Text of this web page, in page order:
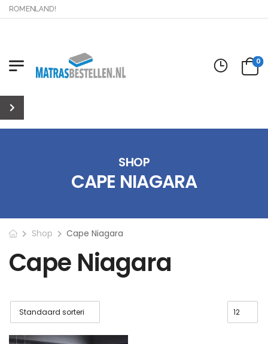
0
SHOP
CAPE NIAGARA
Shop Cape Niagara
Cape Niagara